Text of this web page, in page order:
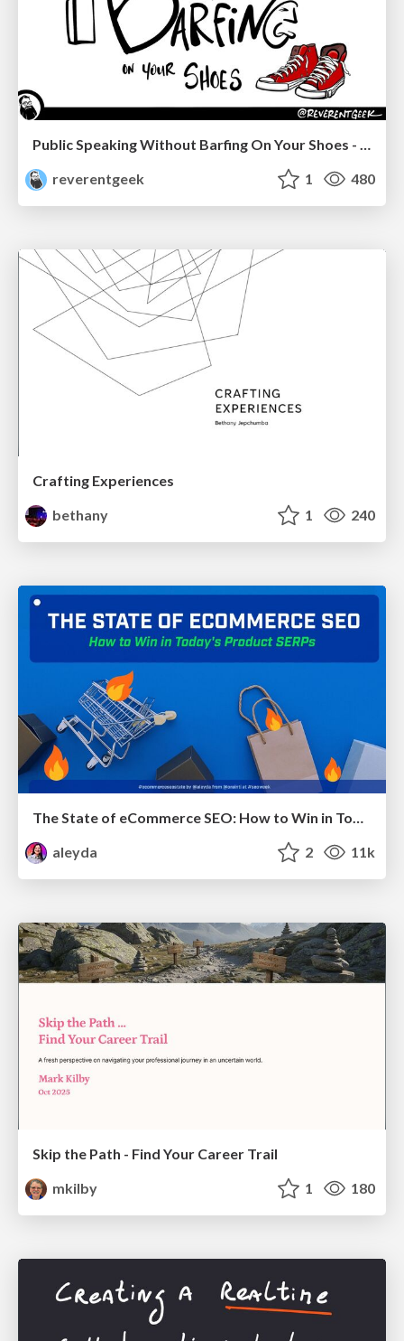
Public Speaking Without Barfing On Your Shoes - THAT 2023
reverentgeek
1 480
Crafting Experiences
bethany
1 240
aleyda
2 11k
Skip the Path - Find Your Career Trail
mkilby
1 180